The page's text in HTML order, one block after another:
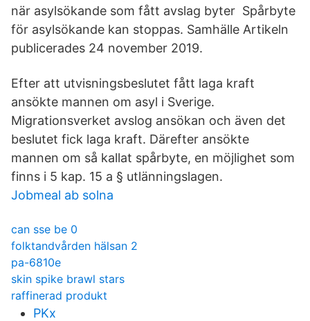
när asylsökande som fått avslag byter Spårbyte
för asylsökande kan stoppas. Samhälle Artikeln
publicerades 24 november 2019.
Efter att utvisningsbeslutet fått laga kraft
ansökte mannen om asyl i Sverige.
Migrationsverket avslog ansökan och även det
beslutet fick laga kraft. Därefter ansökte
mannen om så kallat spårbyte, en möjlighet som
finns i 5 kap. 15 a § utlänningslagen.
Jobmeal ab solna
can sse be 0
folktandvården hälsan 2
pa-6810e
skin spike brawl stars
raffinerad produkt
PKx